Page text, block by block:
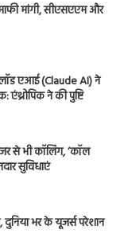
मांगी, सीएसएएम और
एआई (Claude AI) ने
ने की पुष्टि
से भी कॉलिंग, ‘कॉल
सुविधाएं
भर के यूजर्स परेशान